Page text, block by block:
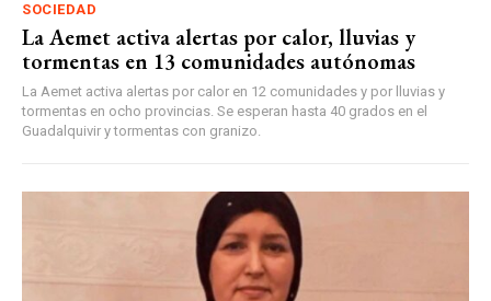
SOCIEDAD
La Aemet activa alertas por calor, lluvias y
tormentas en 13 comunidades autónomas
La Aemet activa alertas por calor en 12 comunidades y por lluvias y
tormentas en ocho provincias. Se esperan hasta 40 grados en el
Guadalquivir y tormentas con granizo.